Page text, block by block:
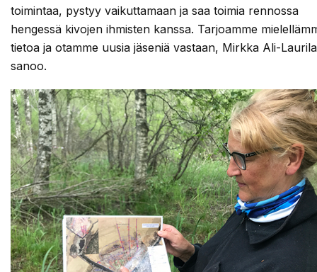
toimintaa, pystyy vaikuttamaan ja saa toimia rennossa
hengessä kivojen ihmisten kanssa. Tarjoamme
tietoa ja otamme uusia jäseniä vastaan, Mirkka Ali-Laurila
sanoo.